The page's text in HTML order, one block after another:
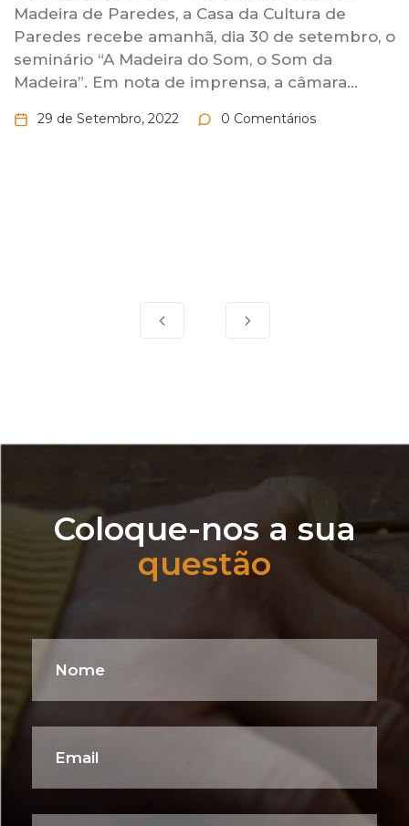
o
setembro, no âmbito do FAMP –
Artes em Madeira de Paredes, o
Madeira do Som, o Som da Madeira”.
seminário dedicado à Música
29 de Setembro, 2022
Coloque-nos a sua
questão